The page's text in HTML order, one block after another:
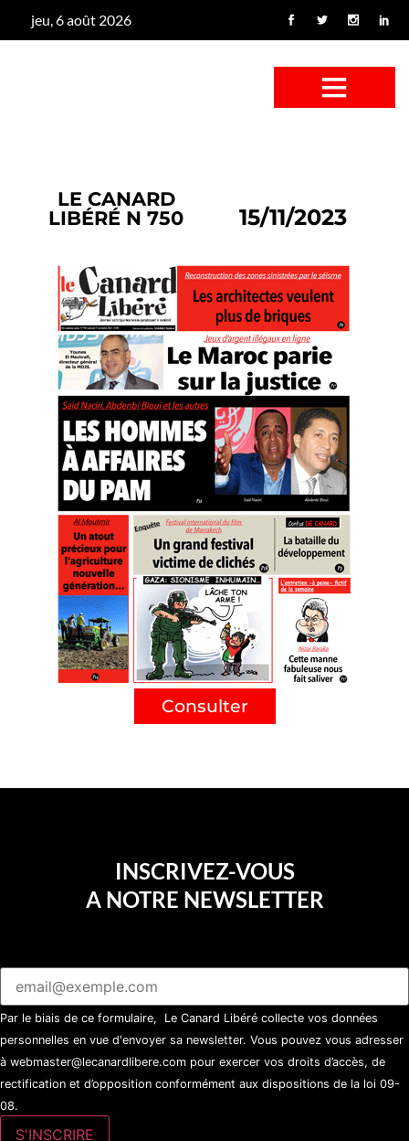
jeu, 6 août 2026
LE CANARD
LIBÉRÉ N 750
15/11/2023
Consulter
INSCRIVEZ-VOUS
A NOTRE NEWSLETTER
Par le biais de ce formulaire, Le Canard Libéré collecte vos données
personnelles en vue d'envoyer sa newsletter. Vous pouvez vous adresser
à webmaster@lecanardlibere.com pour exercer vos droits d’accès, de
rectification et d’opposition conformément aux dispositions de la loi 09-
08.